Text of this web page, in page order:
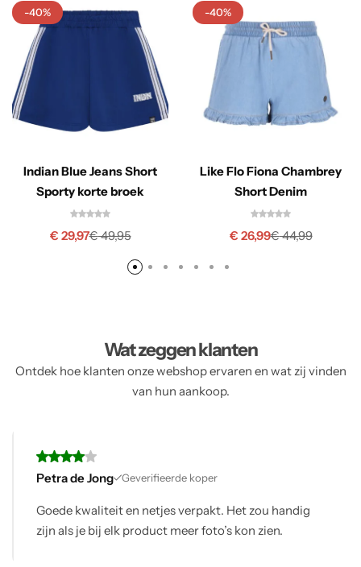
-40%
Indian Blue Jeans Short
Sporty korte broek
€49,95
€ 29,97
-40%
Like Flo Fiona Chambrey
Short Denim
€44,99
€ 26,99
Wat zeggen klanten
Ontdek hoe klanten onze webshop ervaren en wat zij vinden
van hun aankoop.
Petra de Jong Geverifieerde koper
Goede kwaliteit en netjes verpakt. Het zou handig
zijn als je bij elk product meer foto’s kon zien.